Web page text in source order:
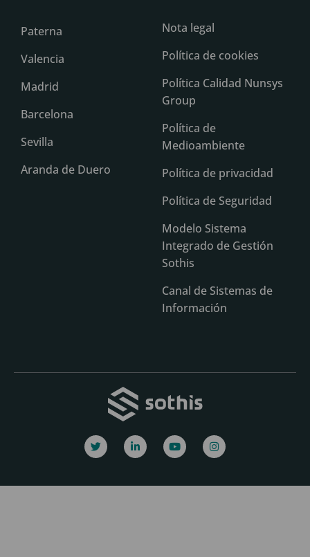
Paterna
Valencia
Madrid
Barcelona
Sevilla
Aranda de Duero
Nota legal
Política de cookies
Política Calidad Nunsys
Group
Política de
Medioambiente
Política de privacidad
Política de Seguridad
Modelo Sistema
Integrado de Gestión
Sothis
Canal de Sistemas de
Información